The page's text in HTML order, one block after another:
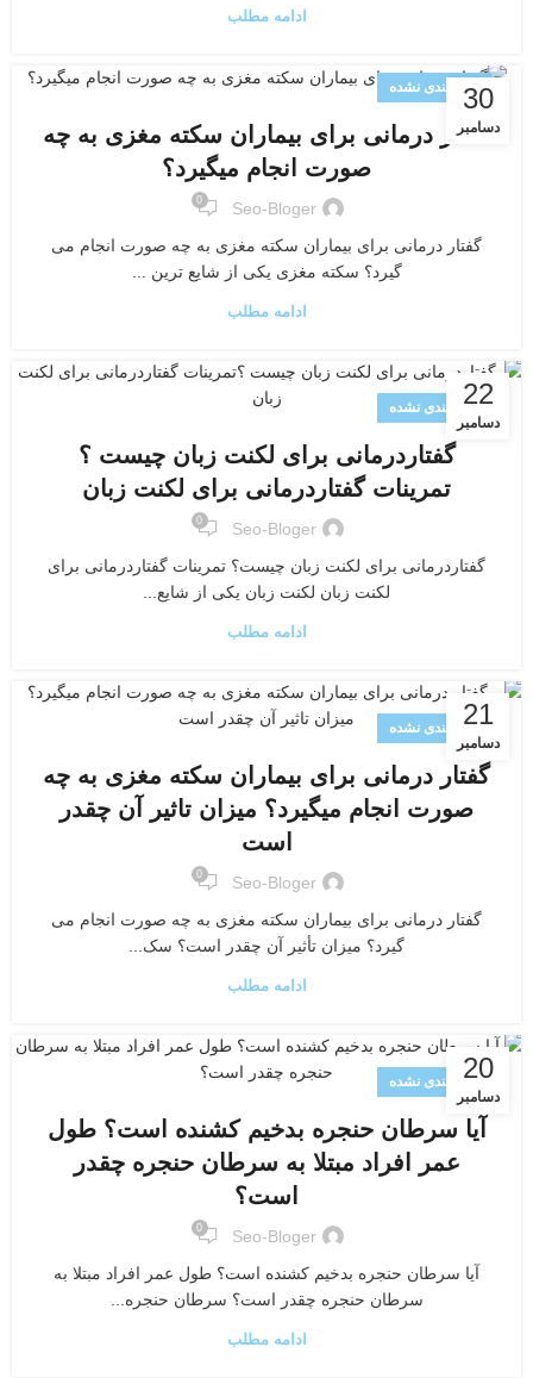
ادامه مطلب
30
دسامبر
دسته‌بندی نشده
گفتار درمانی برای بیماران سکته مغزی به چه
صورت انجام میگیرد؟
Seo-Bloger
0
گفتار درمانی برای بیماران سکته مغزی به چه صورت انجام می
گیرد؟ سکته مغزی یکی از شایع ترین ...
ادامه مطلب
22
دسامبر
دسته‌بندی نشده
گفتاردرمانی برای لکنت زبان چیست ؟
تمرینات گفتاردرمانی برای لکنت زبان
Seo-Bloger
0
گفتاردرمانی برای لکنت زبان چیست؟ تمرینات گفتاردرمانی برای
لکنت زبان لکنت زبان یکی از شایع...
ادامه مطلب
21
دسامبر
دسته‌بندی نشده
گفتار درمانی برای بیماران سکته مغزی به چه
صورت انجام میگیرد؟ میزان تاثیر آن چقدر
است
Seo-Bloger
0
گفتار درمانی برای بیماران سکته مغزی به چه صورت انجام می
گیرد؟ میزان تأثیر آن چقدر است؟ سک...
ادامه مطلب
20
دسامبر
دسته‌بندی نشده
آیا سرطان حنجره بدخیم کشنده است؟ طول
عمر افراد مبتلا به سرطان حنجره چقدر
است؟
Seo-Bloger
0
آیا سرطان حنجره بدخیم کشنده است؟ طول عمر افراد مبتلا به
سرطان حنجره چقدر است؟ سرطان حنجره...
ادامه مطلب